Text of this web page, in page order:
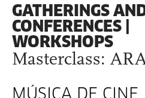
GATHERINGS
CONFERENCES |
WORKSHOPS
Masterclass: